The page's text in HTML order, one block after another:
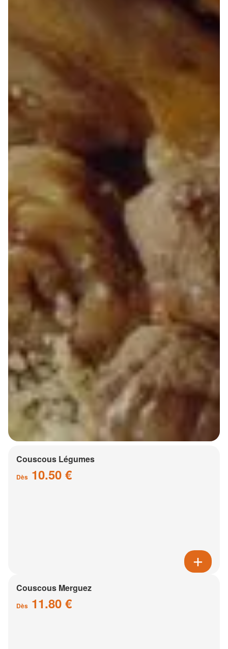
Couscous Légumes
Dès 10.50 €
Couscous Merguez
Dès 11.80 €